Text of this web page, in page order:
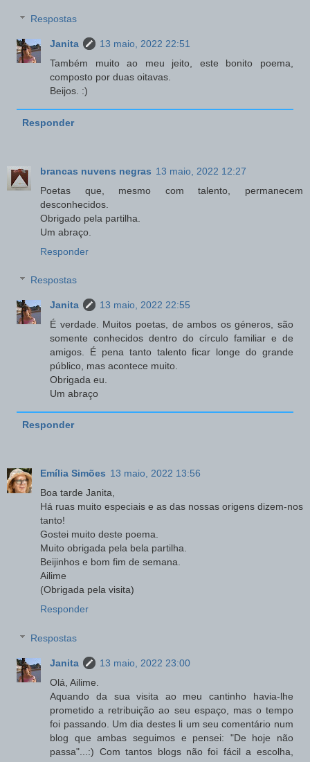
Respostas
Janita
13 maio, 2022 22:51
Também muito ao meu jeito, este bonito poema,
composto por duas oitavas.
Beijos. :)
Responder
brancas nuvens negras 13 maio, 2022 12:27
Poetas que, mesmo com talento, permanecem
desconhecidos.
Obrigado pela partilha.
Um abraço.
Responder
Respostas
Janita
13 maio, 2022 22:55
É verdade. Muitos poetas, de ambos os géneros, são
somente conhecidos dentro do círculo familiar e de
amigos. É pena tanto talento ficar longe do grande
público, mas acontece muito.
Obrigada eu.
Um abraço
Responder
Emília Simões 13 maio, 2022 13:56
Boa tarde Janita,
Há ruas muito especiais e as das nossas origens dizem-nos
tanto!
Gostei muito deste poema.
Muito obrigada pela bela partilha.
Beijinhos e bom fim de semana.
Ailime
(Obrigada pela visita)
Responder
Respostas
Janita
13 maio, 2022 23:00
Olá, Ailime.
Aquando da sua visita ao meu cantinho havia-lhe
prometido a retribuição ao seu espaço, mas o tempo
foi passando. Um dia destes li um seu comentário num
blog que ambas seguimos e pensei: "De hoje não
passa"...:) Com tantos blogs não foi fácil a escolha,